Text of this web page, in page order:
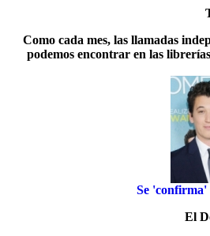
Como cada mes, las llamadas
podemos encontrar en las
Se 'confirma'
El